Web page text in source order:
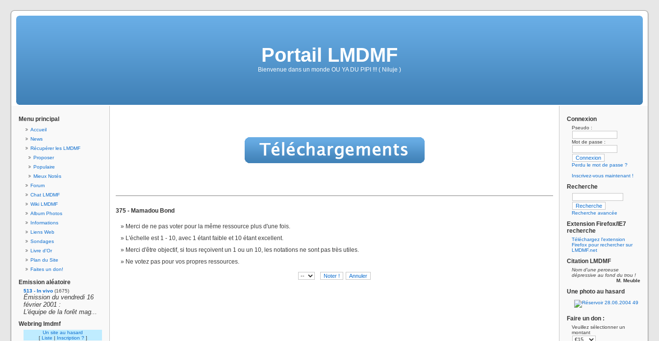
Portail LMDMF
Bienvenue dans un monde OU YA DU PIPI !!! ( Niluje )
Menu principal
Accueil
News
Récupérer les LMDMF
Proposer
Populaire
Mieux Notés
Forum
Chat LMDMF
Wiki LMDMF
Album Photos
Informations
Liens Web
Sondages
Livre d'Or
Plan du Site
Faites un don!
Emission aléatoire
513 - In vivo (1675)
Émission du vendredi 16
février 2001 :
L'équipe de la forêt mag...
Webring lmdmf
Un site au hasard
[ Liste | Inscription ? ]
375 - Mamadou Bond
Merci de ne pas voter pour la même ressource plus d'une fois.
L'échelle est 1 - 10, avec 1 étant faible et 10 étant excellent.
Merci d'être objectif, si tous reçoivent un 1 ou un 10, les notations ne sont pas très utiles.
Ne votez pas pour vos propres ressources.
Connexion
Pseudo :
Mot de passe :
Perdu le mot de passe ?
Inscrivez-vous maintenant !
Recherche
Recherche avancée
Extension Firefox/IE7
recherche
Téléchargez l'extension
Firefox pour rechercher sur
LMDMF.net
Citation LMDMF
Nom d'une perceuse
dépressive au fond du trou !
M. Meuble
Une photo au hasard
Faire un don :
Veuillez sélectionner un
montant